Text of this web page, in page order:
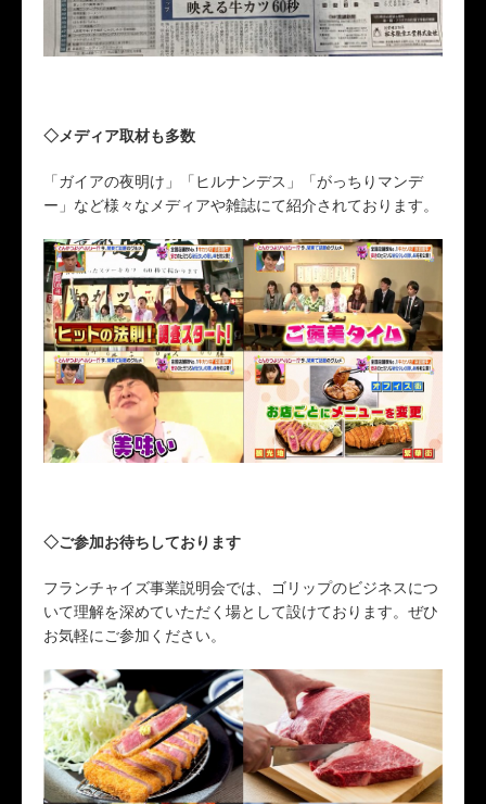
◇メディア取材も多数
「ガイアの夜明け」「ヒルナンデス」「がっちりマンデ
ー」など様々なメディアや雑誌にて紹介されております。
◇ご参加お待ちしております
フランチャイズ事業説明会では、ゴリップのビジネスにつ
いて理解を深めていただく場として設けております。ぜひ
お気軽にご参加ください。